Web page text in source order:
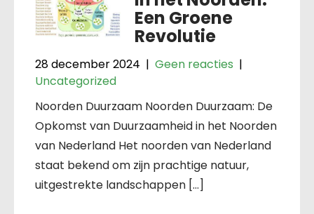
Een Groene
Revolutie
28 december 2024 | Geen reacties |
Uncategorized
Noorden Duurzaam Noorden Duurzaam: De
Opkomst van Duurzaamheid in het Noorden
van Nederland Het noorden van Nederland
staat bekend om zijn prachtige natuur,
uitgestrekte landschappen […]